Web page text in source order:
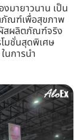
มายาวนาน เป็น
ณฑ์เพื่อสุขภาพ
สผลิตภัณฑ์จริง
มชั่นสุดพิเศษ
นการนำ